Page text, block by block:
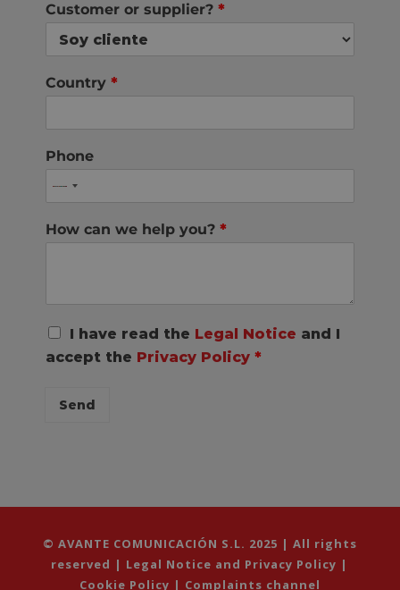
Customer or supplier? *
Country *
Phone
How can we help you? *
R
P
t
I have read the Legal Notice and I
accept the Privacy Policy *
Send
© AVANTE COMUNICACIÓN S.L. 2025 | All rights
reserved | Legal Notice and Privacy Policy |
Cookie Policy | Complaints channel